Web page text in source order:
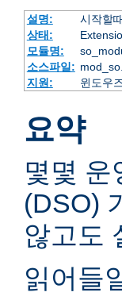
설명:
시작할
상태:
모듈명:
소스파일:
지원:
윈도우
요약
몇몇
(DSO)
않고도
읽어들